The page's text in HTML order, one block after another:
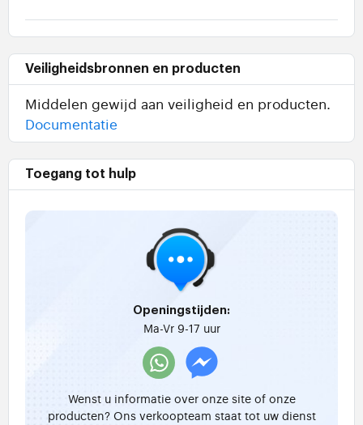
Veiligheidsbronnen en producten
Middelen gewijd aan veiligheid en producten.
Documentatie
Toegang tot hulp
Openingstijden:
Ma-Vr 9-17 uur
Wenst u informatie over onze site of onze
producten? Ons verkoopteam staat tot uw dienst